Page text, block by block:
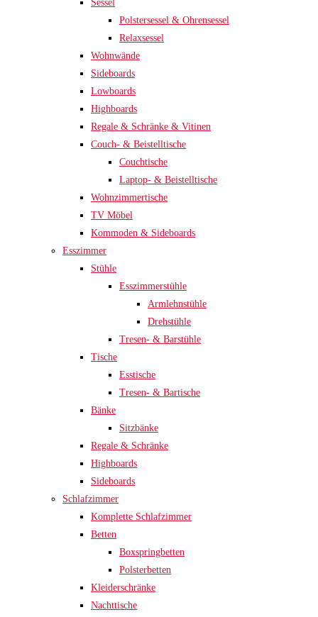
Sessel
Polstersessel & Ohrensessel
Relaxsessel
Wohnwände
Sideboards
Lowboards
Highboards
Regale & Schränke & Vitinen
Couch- & Beistelltische
Couchtische
Laptop- & Beistelltische
Wohnzimmertische
TV Möbel
Kommoden & Sideboards
Esszimmer
Stühle
Esszimmerstühle
Armlehnstühle
Drehstühle
Tresen- & Barstühle
Tische
Esstische
Tresen- & Bartische
Bänke
Sitzbänke
Regale & Schränke
Highboards
Sideboards
Schlafzimmer
Komplette Schlafzimmer
Betten
Boxspringbetten
Polsterbetten
Kleiderschränke
Nachttische